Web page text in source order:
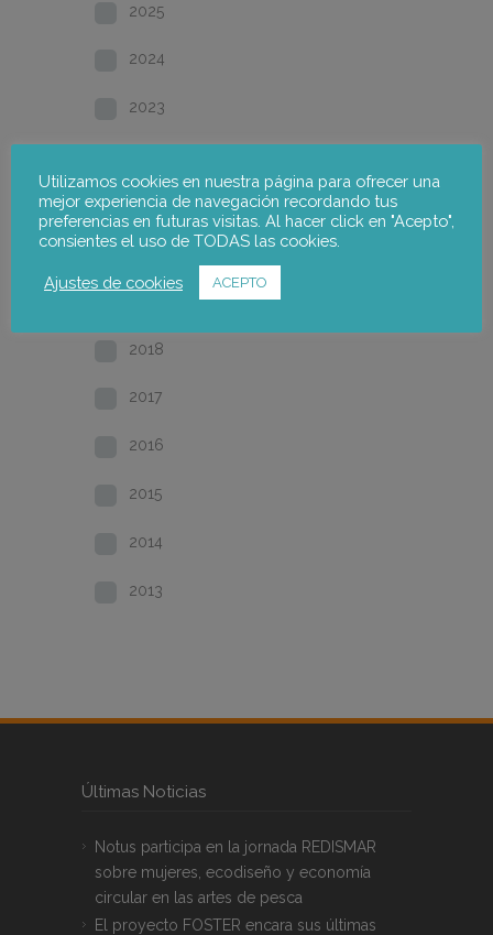
2025
2024
2023
2021
2020
2018
2017
2016
2015
2014
2013
Últimas Noticias
Notus participa en la jornada REDISMAR
sobre mujeres, ecodiseño y economía
circular en las artes de pesca
El proyecto FOSTER encara sus últimas
Utilizamos cookies en nuestra página para ofrecer una
mejor experiencia de navegación recordando tus
preferencias en futuras visitas. Al hacer click en "Acepto",
consientes el uso de TODAS las cookies.
Ajustes de cookies ACEPTO